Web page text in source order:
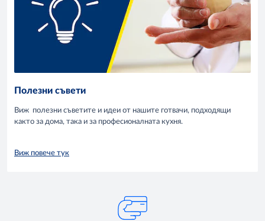
Полезни съвети
Виж полезни съветите и идеи от нашите готвачи, подходящи
както за дома, така и за професионалната кухня.
Виж повече тук